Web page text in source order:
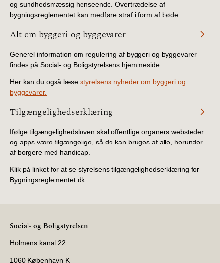
og sundhedsmæssig henseende. Overtrædelse af
bygningsreglementet kan medføre straf i form af bøde.
Alt om byggeri og byggevarer
Generel information om regulering af byggeri og byggevarer
findes på Social- og Boligstyrelsens hjemmeside.
Her kan du også læse styrelsens nyheder om byggeri og
byggevarer.
Tilgængelighedserklæring
Ifølge tilgængelighedsloven skal offentlige organers websteder
og apps være tilgængelige, så de kan bruges af alle, herunder
af borgere med handicap.
Klik på linket for at se styrelsens tilgængelighedserklæring for
Bygningsreglementet.dk
Social- og Boligstyrelsen
Holmens kanal 22
1060 København K